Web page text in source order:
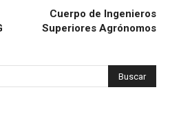
Cuerpo de Ingenieros
Superiores Agrónomos